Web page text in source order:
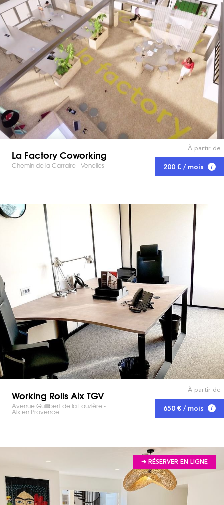
La Factory Coworking
Chemin de la Carraire - Venelles
À partir de
200 € / mois
Working Rolls Aix TGV
Avenue Guillibert de la Lauzière -
Aix en Provence
À partir de
650 € / mois
➔ RÉSERVER EN LIGNE